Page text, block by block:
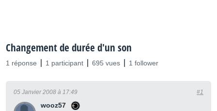
Changement de durée d'un son
1 réponse 1 participant 695 vues 1 follower
wooz57
05 Janvier 2008 à 17:49 #1